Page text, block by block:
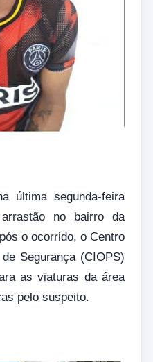
última segunda-feira
no bairro da
o ocorrido, o Centro
Segurança (CIOPS)
as viaturas da área
pelo suspeito.